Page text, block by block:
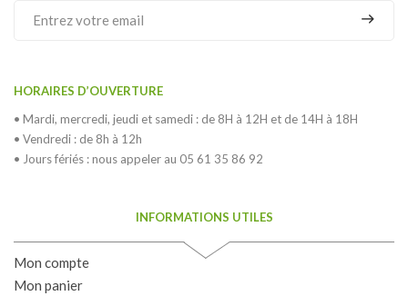
HORAIRES D’OUVERTURE
• Mardi, mercredi, jeudi et samedi : de 8H à 12H et de 14H à 18H
• Vendredi : de 8h à 12h
• Jours fériés : nous appeler au 05 61 35 86 92
INFORMATIONS UTILES
Mon compte
Mon panier